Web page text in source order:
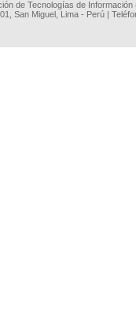
de Tecnologías de
San Miguel, Lima - Perú |